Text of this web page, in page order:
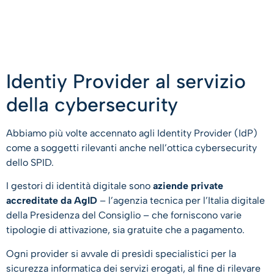
Identiy Provider al servizio
della cybersecurity
Abbiamo più volte accennato agli Identity Provider (IdP)
come a soggetti rilevanti anche nell’ottica cybersecurity
dello SPID.
I gestori di identità digitale sono aziende private
accreditate da AgID – l’agenzia tecnica per l’Italia digitale
della Presidenza del Consiglio – che forniscono varie
tipologie di attivazione, sia gratuite che a pagamento.
Ogni provider si avvale di presìdi specialistici per la
sicurezza informatica dei servizi erogati, al fine di rilevare